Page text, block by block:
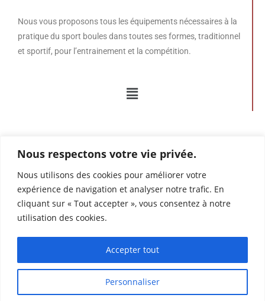
Nous respectons votre vie privée.
Nous utilisons des cookies pour améliorer votre
expérience de navigation et analyser notre trafic. En
cliquant sur « Tout accepter », vous consentez à notre
utilisation des cookies.
Personnaliser
Accepter tout
Nous vous proposons tous les équipements nécessaires à la
pratique du sport boules dans toutes ses formes, traditionnel
et sportif, pour l’entrainement et la compétition.
Mentions légales – données personnelles et cookies
Conditions générales de vente